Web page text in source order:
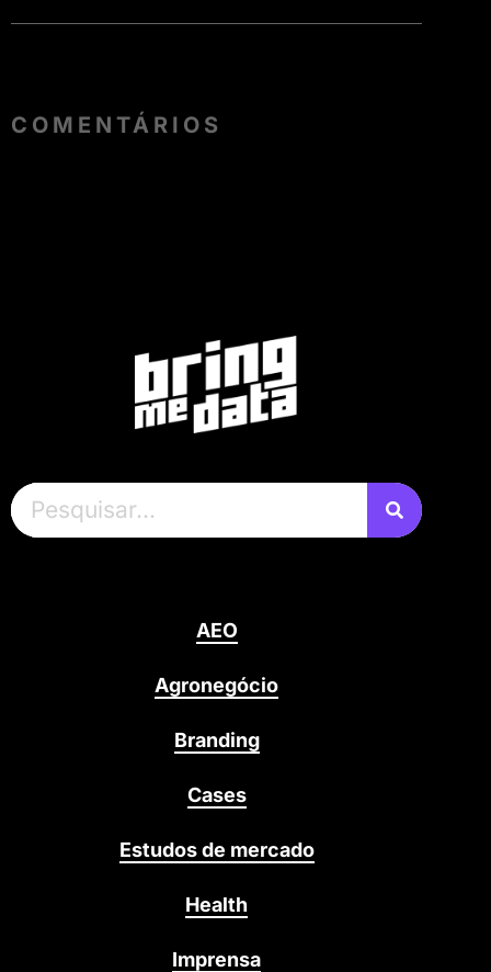
COMENTÁRIOS
AEO
Agronegócio
Branding
Cases
Estudos de mercado
Health
Imprensa